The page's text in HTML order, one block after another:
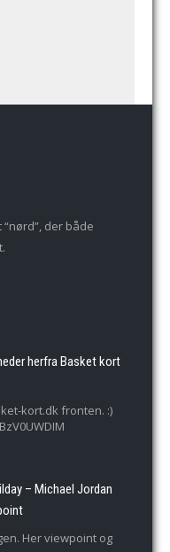
der både
herfra Basket kort
kort.dk fronten. :)
– Michael Jordan
Her viewpoint og